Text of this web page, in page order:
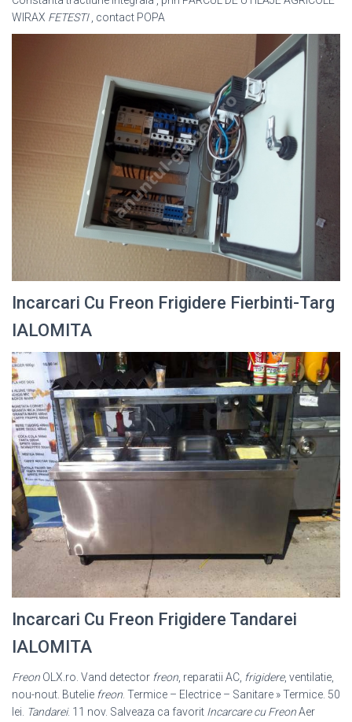
WIRAX FETESTI, contact POPA
Incarcari Cu Freon Frigidere Fierbinti-Targ
IALOMITA
Incarcari Cu Freon Frigidere Tandarei
IALOMITA
Freon OLX.ro. Vand detector freon , reparatii AC, frigidere, ventilatie,
nou-nout. Butelie freon . Termice – Electrice – Sanitare » Termice. 50
lei. Tandarei. 11 nov. Salveaza ca favorit Incarcare cu FreonAer